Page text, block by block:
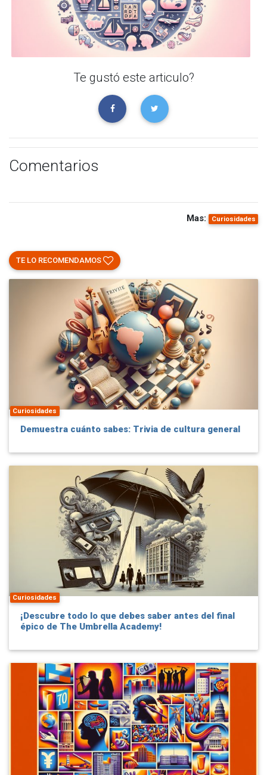
Te gustó este articulo?
Comentarios
Mas: Curiosidades
TE LO RECOMENDAMOS
Curiosidades
Demuestra cuánto sabes: Trivia de cultura general
Curiosidades
¡Descubre todo lo que debes saber antes del final
épico de The Umbrella Academy!